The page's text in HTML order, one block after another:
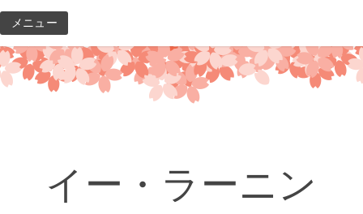
コ
ン
テ
ン
メニュー
イー・ラーニン